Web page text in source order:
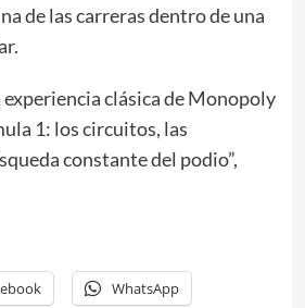
de las carreras dentro de una
clásica de Monopoly
1: los circuitos, las
constante del podio”,
WhatsApp